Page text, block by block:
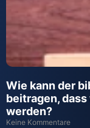
Wie kann der
beitragen,
werden?
Keine Kommentare